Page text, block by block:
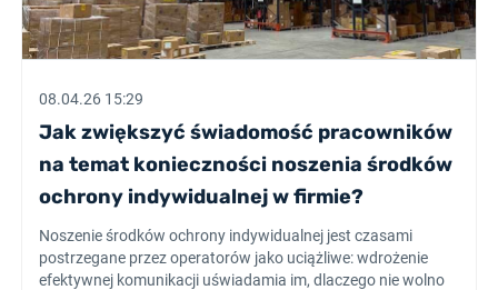
08.04.26 15:29
Jak zwiększyć świadomość pracowników
na temat konieczności noszenia środków
ochrony indywidualnej w firmie?
Noszenie środków ochrony indywidualnej jest czasami
postrzegane przez operatorów jako uciążliwe: wdrożenie
efektywnej komunikacji uświadamia im, dlaczego nie wolno